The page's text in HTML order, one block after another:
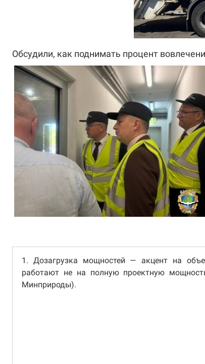
Обсудили, как поднимать процент
1. Дозагрузка мощностей — акцент на
работают не на полную проектную
Минприроды).